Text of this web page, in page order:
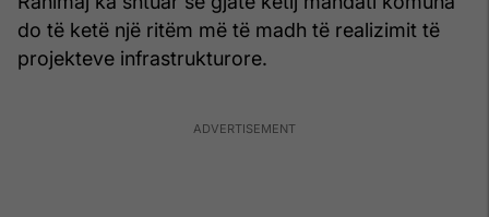
do të ketë një ritëm më të madh të realizimit të
projekteve infrastrukturore.